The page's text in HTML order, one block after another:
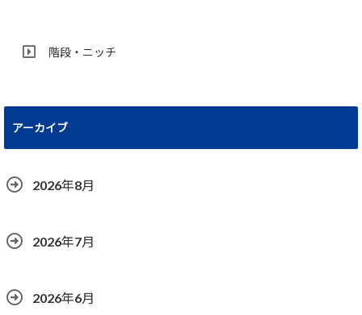
階段・ニッチ
アーカイブ
2026年8月
2026年7月
2026年6月